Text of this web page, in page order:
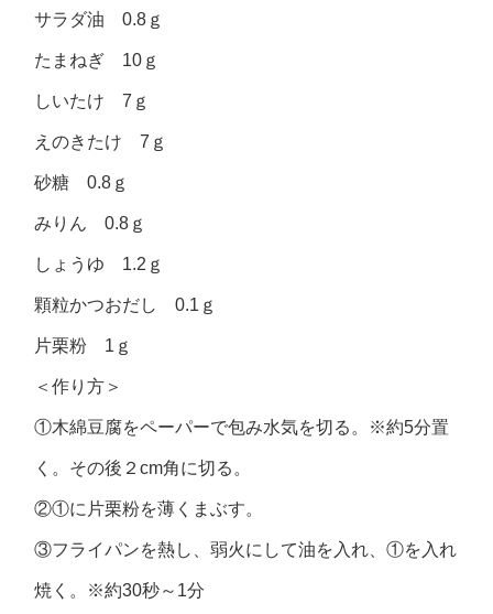
サラダ油 0.8ｇ
たまねぎ 10ｇ
しいたけ 7ｇ
えのきたけ 7ｇ
砂糖 0.8ｇ
みりん 0.8ｇ
しょうゆ 1.2ｇ
顆粒かつおだし 0.1ｇ
片栗粉 1ｇ
＜作り方＞
①木綿豆腐をペーパーで包み水気を切る。※約5分置
く。その後２cm角に切る。
②①に片栗粉を薄くまぶす。
③フライパンを熱し、弱火にして油を入れ、①を入れ
焼く。※約30秒～1分